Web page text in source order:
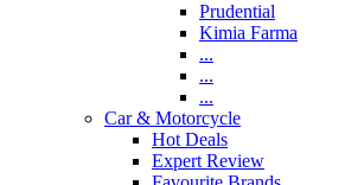
Prudential
Kimia Farma
...
...
...
Car & Motorcycle
Hot Deals
Expert Review